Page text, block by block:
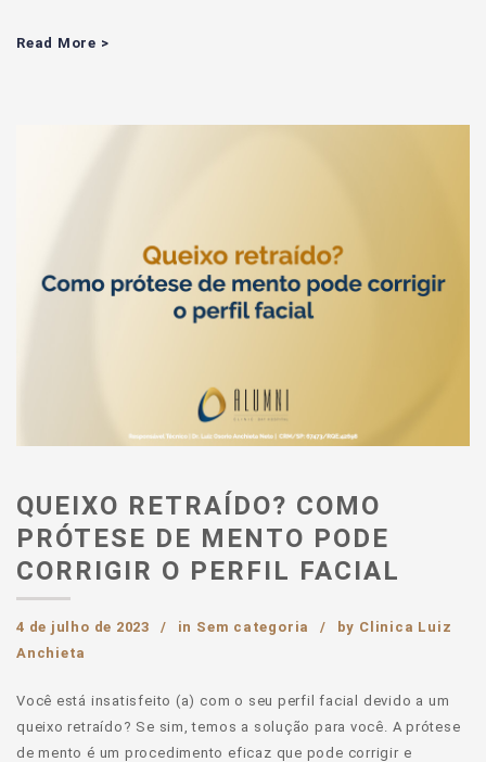
Read More >
QUEIXO RETRAÍDO? COMO
PRÓTESE DE MENTO PODE
CORRIGIR O PERFIL FACIAL
4 de julho de 2023 in Sem categoria by Clinica Luiz
Anchieta
Você está insatisfeito (a) com o seu perfil facial devido a um
queixo retraído? Se sim, temos a solução para você. A prótese
de mento é um procedimento eficaz que pode corrigir e